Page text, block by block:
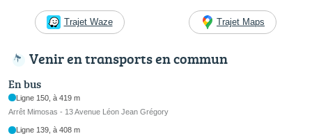
Trajet Waze Trajet Maps
Venir en transports en commun
En bus
Ligne 150, à 419 m
Arrêt Mimosas - 13 Avenue Léon Jean Grégory
Ligne 139, à 408 m